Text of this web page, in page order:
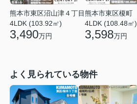
熊本市東区沼山津４丁目
4LDK (103.92㎡)
3,490万円
熊本市東区榎町
4LDK (108.48㎡)
3,598万円
よく見られている物件